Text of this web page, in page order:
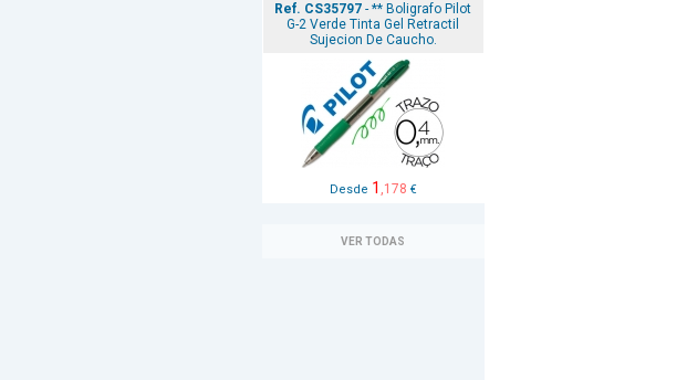
Ref. CS35797 - ** Boligrafo Pilot
G-2 Verde Tinta Gel Retractil
Sujecion De Caucho.
Desde 1 ,178 €
VER TODAS